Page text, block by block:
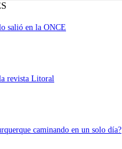
salió en la ONCE
revista Litoral
caminando en un solo día?